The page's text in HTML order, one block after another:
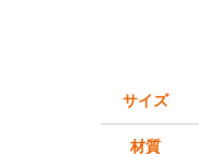
サイズ
材質